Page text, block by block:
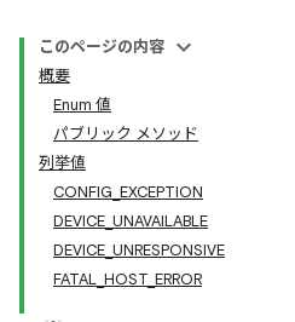
このページの内容
概要
Enum 値
パブリック メソッド
列挙値
CONFIG_EXCEPTION
DEVICE_UNAVAILABLE
DEVICE_UNRESPONSIVE
FATAL_HOST_ERROR